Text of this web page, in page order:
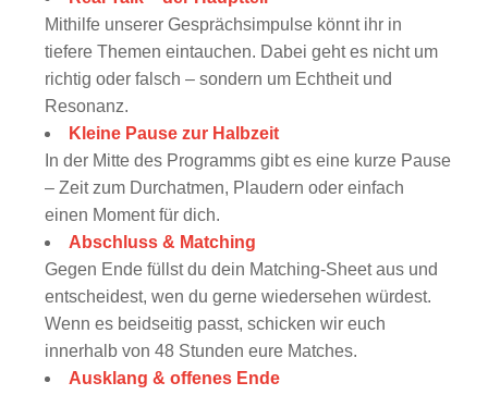
Mithilfe unserer Gesprächsimpulse könnt ihr in
tiefere Themen eintauchen. Dabei geht es nicht um
richtig oder falsch – sondern um Echtheit und
Resonanz.
Kleine Pause zur Halbzeit
In der Mitte des Programms gibt es eine kurze Pause
– Zeit zum Durchatmen, Plaudern oder einfach
einen Moment für dich.
Abschluss & Matching
Gegen Ende füllst du dein Matching-Sheet aus und
entscheidest, wen du gerne wiedersehen würdest.
Wenn es beidseitig passt, schicken wir euch
innerhalb von 48 Stunden eure Matches.
Ausklang & offenes Ende